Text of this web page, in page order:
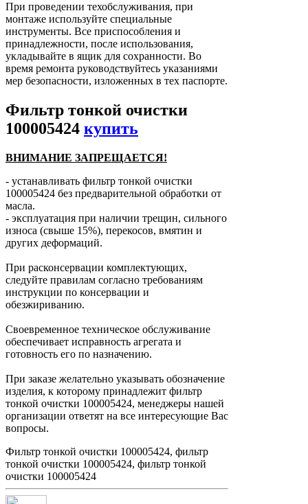
При проведении техобслуживания, при
монтаже используйте специальные
инструменты. Все приспособления и
принадлежности, после использования,
укладывайте в ящик для сохранности. Во
время ремонта руководствуйтесь указаниями
мер безопасности, изложенных в тех паспорте.
Фильтр тонкой очистки
100005424 купить
ВНИМАНИЕ ЗАПРЕЩАЕТСЯ!
- устанавливать фильтр тонкой очистки
100005424 без предварительной обработки от
масла.
- эксплуатация при наличии трещин, сильного
износа (свыше 15%), перекосов, вмятин и
других деформаций.
При расконсервации комплектующих,
следуйте правилам согласно требованиям
инструкции по консервации и
обезжириванию.
Своевременное техническое обслуживание
обеспечивает исправность агрегата и
готовность его по назначению.
При заказе желательно указывать обозначение
изделия, к которому принадлежит фильтр
тонкой очистки 100005424, менеджеры нашей
организации ответят на все интересующие Вас
вопросы.
Фильтр тонкой очистки 100005424, фильтр
тонкой очистки 100005424, фильтр тонкой
очистки 100005424